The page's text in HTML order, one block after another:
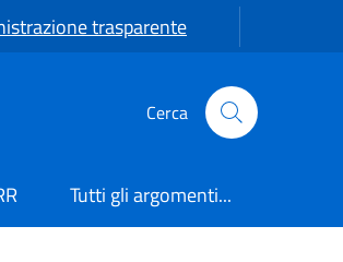
trasparente
Cerca
Tutti gli argomenti...